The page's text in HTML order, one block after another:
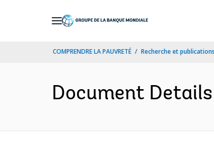
COMPRENDRE LA PAUVRETÉ Recherche et
Document Details